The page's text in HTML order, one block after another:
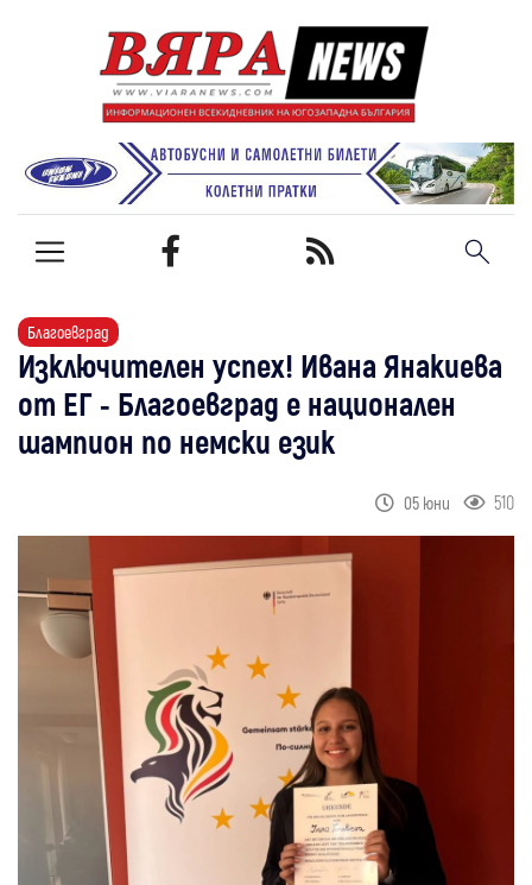
Благоевград
Изключителен успех! Ивана Янакиева
от ЕГ - Благоевград е национален
шампион по немски език
05 юни 510